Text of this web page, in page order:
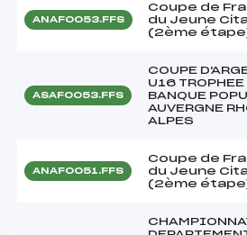
ANAF0053.FFS
Coupe de
du Jeune
(2ème
ASAF0053.FFS
COUPE
U16 TROPHEE
BANQUE
AUVERGNE
ALPES
ANAF0051.FFS
Coupe de
du Jeune
(2ème